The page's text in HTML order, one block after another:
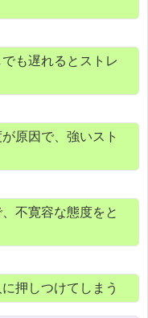
も遅れるとストレ
原因で、強いスト
不寛容な態度をと
押しつけてしまう